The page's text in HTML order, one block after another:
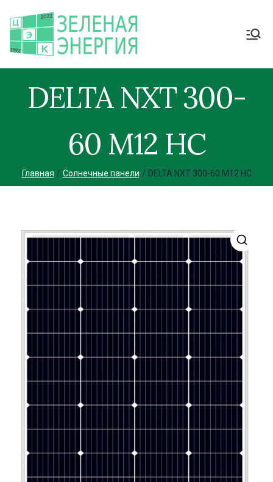
DELTA NXT 300-
60 M12 HC
Главная Солнечные панели DELTA NXT 300-60 M12 HC